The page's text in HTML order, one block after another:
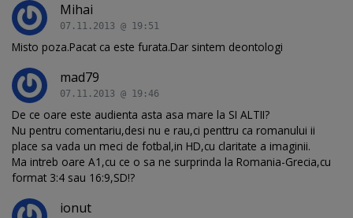
Mihai
07.11.2013 @ 19:51
Misto poza.Pacat ca este furata.Dar sintem deontologi
mad79
07.11.2013 @ 19:46
De ce oare este audienta asta asa mare la SI ALTII?
Nu pentru comentariu,desi nu e rau,ci penttru ca romanului ii
place sa vada un meci de fotbal,in HD,cu claritate a imaginii.
Ma intreb oare A1,cu ce o sa ne surprinda la Romania-Grecia,cu
format 3:4 sau 16:9,SD!?
ionut